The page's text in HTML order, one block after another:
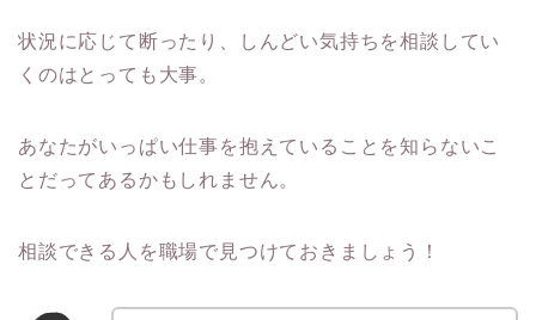
状況に応じて断ったり、しんどい気持ちを相談してい
くのはとっても大事。
あなたがいっぱい仕事を抱えていることを知らないこ
とだってあるかもしれません。
相談できる人を職場で見つけておきましょう！